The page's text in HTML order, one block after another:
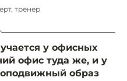
тренер
у офисных
офис туда же, и у
образ